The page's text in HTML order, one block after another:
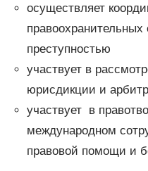
осуществляет
правоохранительных
преступностью
участвует в
юрисдикции и
участвует в
международном
правовой помощи и